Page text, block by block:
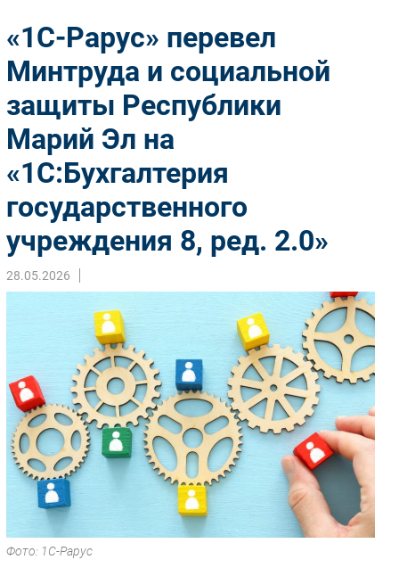
Импорто­замещение
Автоматизация Промышленности
Интернет
Мобильная связь
Фиксированная связь
Интеграция
Рынок ПК
Маркетинг
Торговые сети
Оборудование
Outsourcing
Регулирование
Финансы
Web
Безопасность
Инновации
CIO/Управление ИТ
Гаджеты
Здоровье
«1С-Рарус» перевел
Минтруда и социальной
защиты Республики
Марий Эл на
«1С:Бухгалтерия
государственного
учреждения 8, ред. 2.0»
28.05.2026
Фото: 1С-Рарус